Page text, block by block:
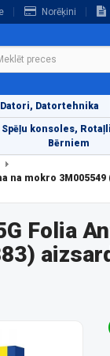
Norēķini
Datori, Datortehnika
Spēļu konsoles,
Bērniem
na mokro
Folia